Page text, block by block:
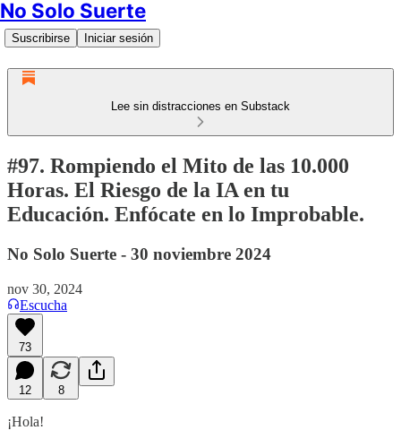
No Solo Suerte
Suscribirse Iniciar sesión
Lee sin distracciones en Substack
#97. Rompiendo el Mito de las 10.000
Horas. El Riesgo de la IA en tu
Educación. Enfócate en lo Improbable.
No Solo Suerte - 30 noviembre 2024
nov 30, 2024
Escucha
73
12 8
¡Hola!